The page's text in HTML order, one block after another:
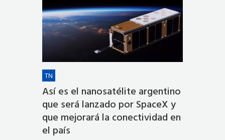
TN
Así es el nanosatélite argentino
que será lanzado por SpaceX y
que mejorará la conectividad en
el país